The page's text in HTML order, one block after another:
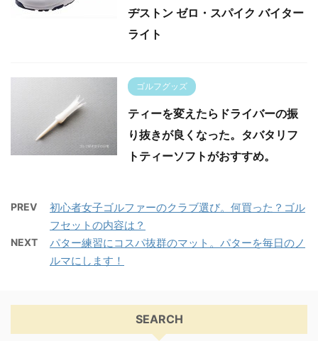
ヂストン ゼロ・スパイク バイター
ライト
ゴルフグッズ
ティーを変えたらドライバーの振
り抜きが良くなった。タバタリフ
トティーソフトがおすすめ。
PREV
初心者女子ゴルファーのクラブ選び。何買った？ゴル
フセットの内容は？
NEXT
パター練習にコスパ抜群のマット。パターを毎日のノ
ルマにします！
SEARCH